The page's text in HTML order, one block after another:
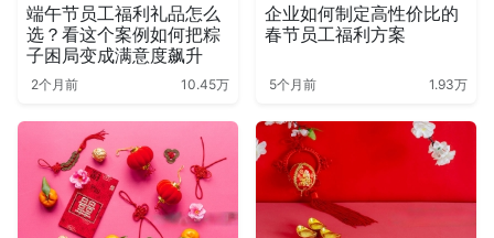
端午节员工福利礼品怎么
选？看这个案例如何把粽
子困局变成满意度飙升
2个月前 10.45万
企业如何制定高性价比的
春节员工福利方案
5个月前 1.93万